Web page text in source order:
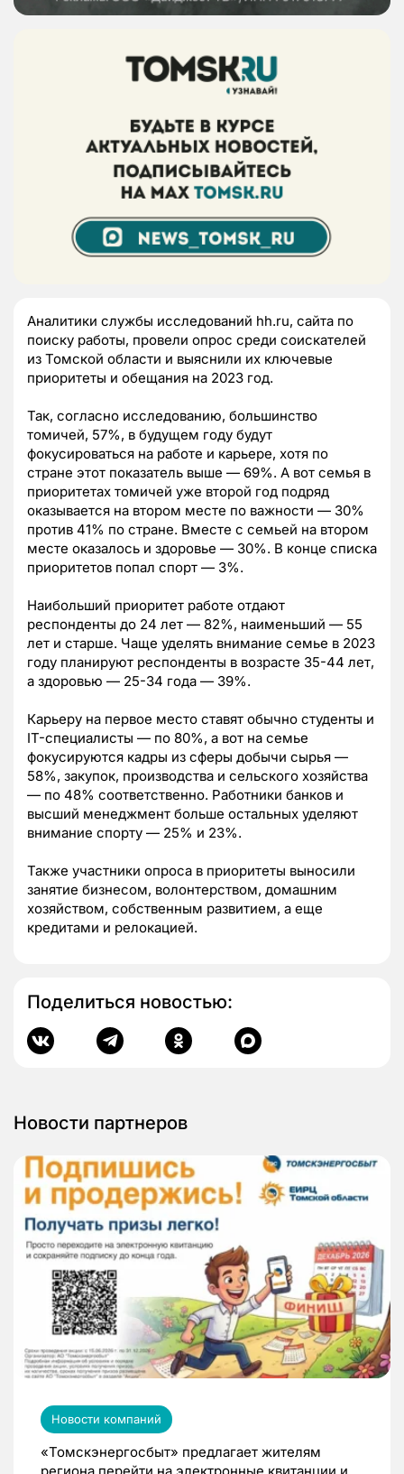
Аналитики службы исследований hh.ru, сайта по
поиску работы, провели опрос среди соискателей
из Томской области и выяснили их ключевые
приоритеты и обещания на 2023 год.
Так, согласно исследованию, большинство
томичей, 57%, в будущем году будут
фокусироваться на работе и карьере, хотя по
стране этот показатель выше — 69%. А вот семья в
приоритетах томичей уже второй год подряд
оказывается на втором месте по важности — 30%
против 41% по стране. Вместе с семьей на втором
месте оказалось и здоровье — 30%. В конце списка
приоритетов попал спорт — 3%.
Наибольший приоритет работе отдают
респонденты до 24 лет — 82%, наименьший — 55
лет и старше. Чаще уделять внимание семье в 2023
году планируют респонденты в возрасте 35-44 лет,
а здоровью — 25-34 года — 39%.
Карьеру на первое место ставят обычно студенты и
IT-специалисты — по 80%, а вот на семье
фокусируются кадры из сферы добычи сырья —
58%, закупок, производства и сельского хозяйства
— по 48% соответственно. Работники банков и
высший менеджмент больше остальных уделяют
внимание спорту — 25% и 23%.
Также участники опроса в приоритеты выносили
занятие бизнесом, волонтерством, домашним
хозяйством, собственным развитием, а еще
кредитами и релокацией.
Поделиться новостью:
Новости партнеров
Новости компаний
«Томскэнергосбыт» предлагает жителям